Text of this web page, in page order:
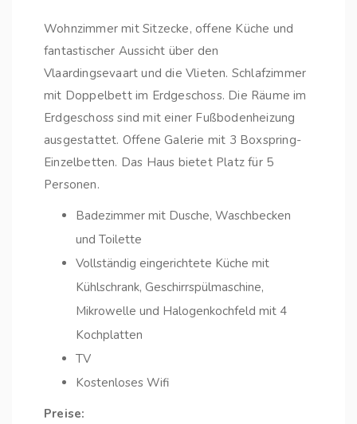
Wohnzimmer mit Sitzecke, offene Küche und
fantastischer Aussicht über den
Vlaardingsevaart und die Vlieten. Schlafzimmer
mit Doppelbett im Erdgeschoss. Die Räume im
Erdgeschoss sind mit einer Fußbodenheizung
ausgestattet. Offene Galerie mit 3 Boxspring-
Einzelbetten. Das Haus bietet Platz für 5
Personen.
Badezimmer mit Dusche, Waschbecken
und Toilette
Vollständig eingerichtete Küche mit
Kühlschrank, Geschirrspülmaschine,
Mikrowelle und Halogenkochfeld mit 4
Kochplatten
TV
Kostenloses Wifi
Preise: